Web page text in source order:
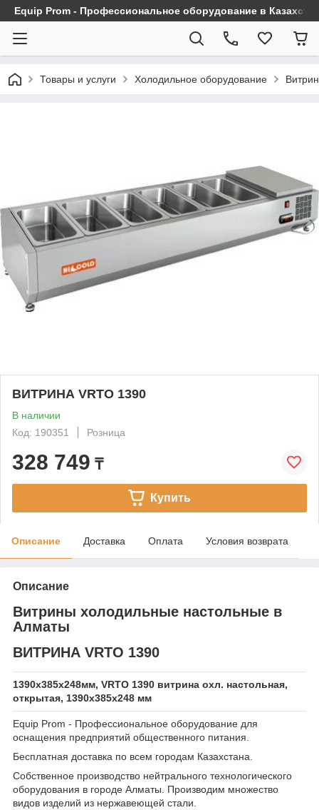
Equip Prom - Профессиональное оборудование в
Товары и услуги Холодильное оборудование
ВИТРИНА VRTO 1390
В наличии
Код: 190351
Розница
328 749 ₸
Купить
Описание Доставка Оплата Условия возврата
Описание
Витрины холодильные настольные в
Алматы
ВИТРИНА VRTO 1390
1390х385х248мм, VRTO 1390 витрина охл. настольная,
открытая, 1390х385х248 мм
Equip Prom - Профессиональное оборудование для
оснащения предприятий общественного питания.
Бесплатная доставка по всем городам Казахстана.
Собственное производство нейтрального технологического
оборудования в городе Алматы. Производим множество
видов изделий из нержавеющей стали.